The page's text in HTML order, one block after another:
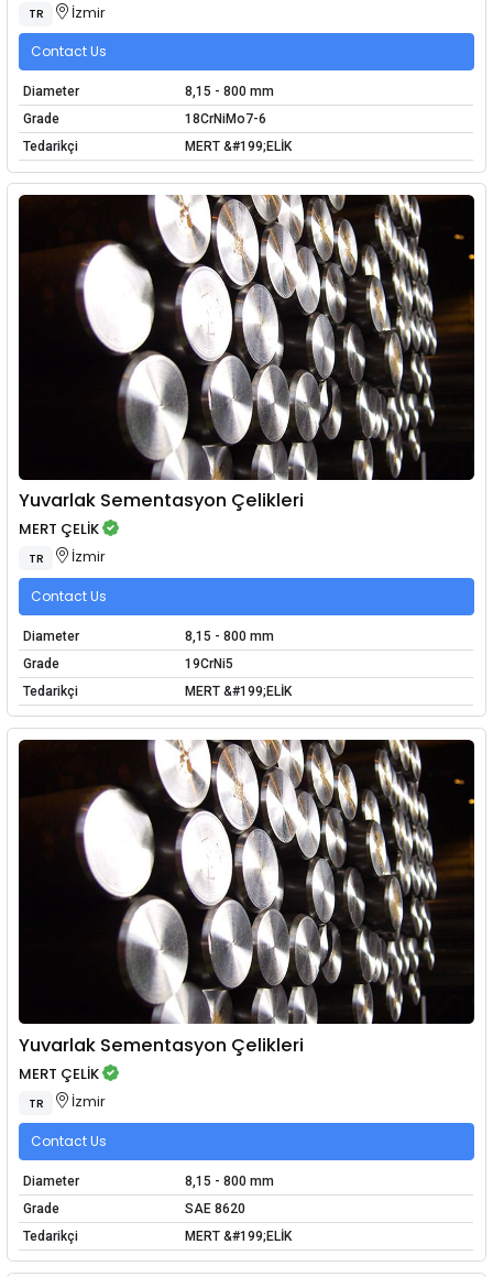
TR İzmir
Contact Us
Diameter
8,15 - 800 mm
Grade
18CrNiMo7-6
Tedarikçi
MERT &#199;ELİK
Yuvarlak Sementasyon Çelikleri
MERT ÇELİK
TR İzmir
Contact Us
Diameter
8,15 - 800 mm
Grade
19CrNi5
Tedarikçi
MERT &#199;ELİK
Yuvarlak Sementasyon Çelikleri
MERT ÇELİK
TR İzmir
Contact Us
Diameter
8,15 - 800 mm
Grade
SAE 8620
Tedarikçi
MERT &#199;ELİK